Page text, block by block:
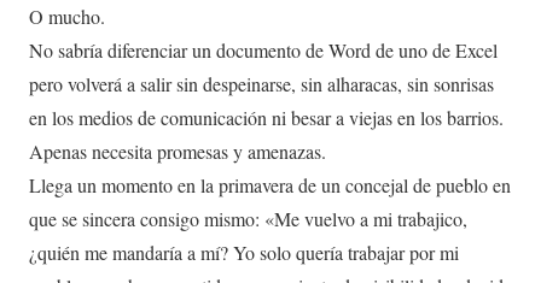
O mucho.
No sabría diferenciar un documento de Word de uno de Excel
pero volverá a salir sin despeinarse, sin alharacas, sin sonrisas
en los medios de comunicación ni besar a viejas en los barrios.
Apenas necesita promesas y amenazas.
Llega un momento en la primavera de un concejal de pueblo en
que se sincera consigo mismo: «Me vuelvo a mi trabajico,
¿quién me mandaría a mí? Yo solo quería trabajar por mi